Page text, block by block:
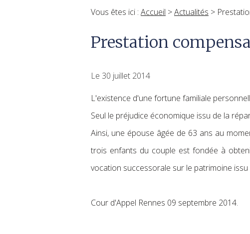
Vous êtes ici : Accueil >Actualités >
Prestation
Le 30 juillet 2014
L'existence d'une fortune familiale
Seul le préjudice économique issu de la
Ainsi, une épouse âgée de 63 ans au
trois enfants du couple est fondée à
vocation successorale sur le patrimoine issu
Cour d'Appel Rennes 09 septembre 2014.